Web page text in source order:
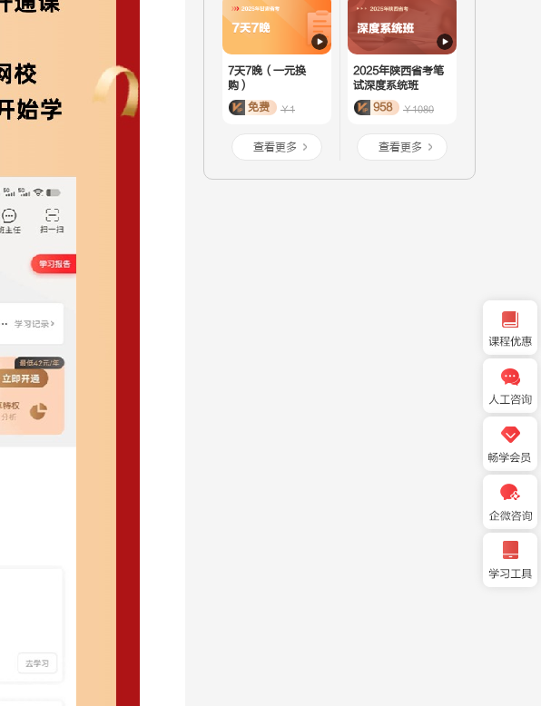
7天7晚（一元换
购）
免费
￥1
查看更多
2025年陕西省考笔
试深度系统班
958
￥1080
查看更多